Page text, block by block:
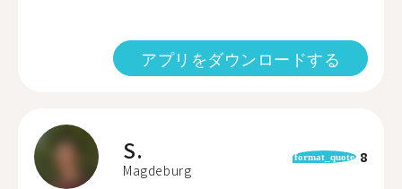
アプリをダウンロードする
S.
Magdeburg
format_quote 8